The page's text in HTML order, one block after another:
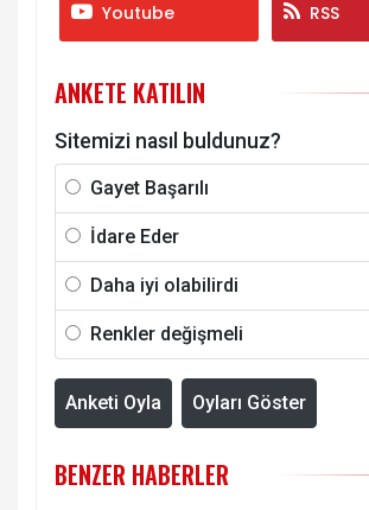
Youtube RSS
ANKETE KATILIN
Sitemizi nasıl buldunuz?
Gayet Başarılı
İdare Eder
Daha iyi olabilirdi
Renkler değişmeli
Anketi Oyla Oyları Göster
BENZER HABERLER